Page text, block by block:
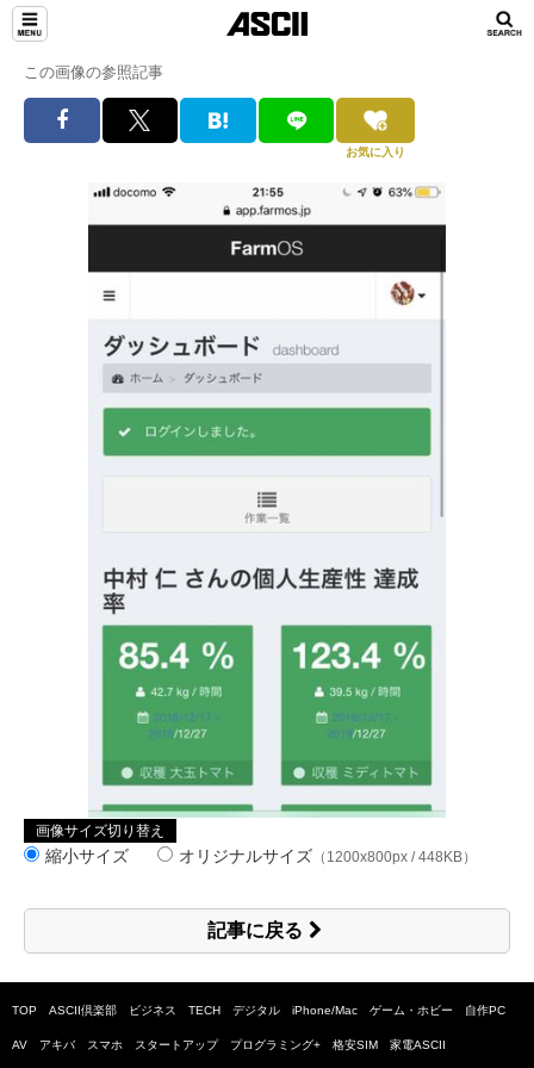
この画像の参照記事
お気に入り
画像サイズ切り替え
縮小サイズ オリジナルサイズ （1200x800px / 448KB）
記事に戻る
TOP ASCII倶楽部 ビジネス TECH デジタル iPhone/Mac ゲーム・ホビー 自作PC
AV アキバ スマホ スタートアップ プログラミング+ 格安SIM 家電ASCII